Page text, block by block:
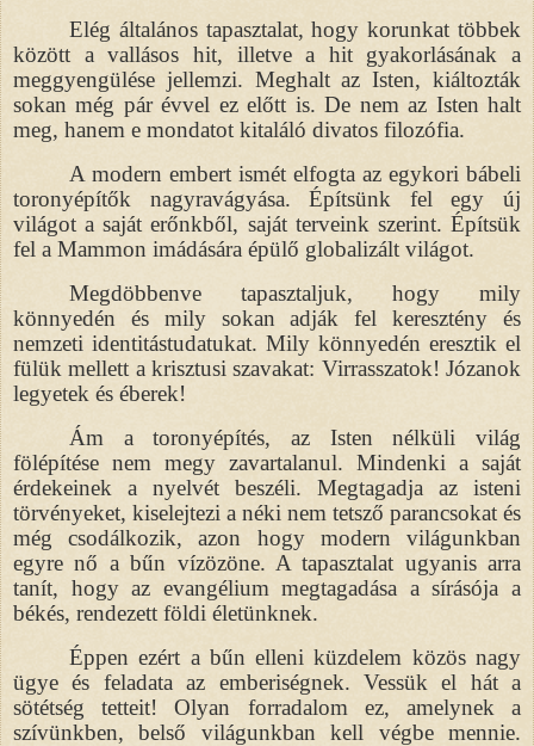
Elég általános tapasztalat, hogy korunkat többek
között a vallásos hit, illetve a hit gyakorlásának a
meggyengülése jellemzi. Meghalt az Isten, kiáltozták
sokan még pár évvel ez előtt is. De nem az Isten halt
meg, hanem e mondatot kitaláló divatos filozófia.
A modern embert ismét elfogta az egykori bábeli
toronyépítők nagyravágyása. Építsünk fel egy új
világot a saját erőnkből, saját terveink szerint. Építsük
fel a Mammon imádására épülő globalizált világot.
Megdöbbenve tapasztaljuk, hogy mily
könnyedén és mily sokan adják fel keresztény és
nemzeti identitástudatukat. Mily könnyedén eresztik el
fülük mellett a krisztusi szavakat: Virrasszatok! Józanok
legyetek és éberek!
Ám a toronyépítés, az Isten nélküli világ
fölépítése nem megy zavartalanul. Mindenki a saját
érdekeinek a nyelvét beszéli. Megtagadja az isteni
törvényeket, kiselejtezi a néki nem tetsző parancsokat és
még csodálkozik, azon hogy modern világunkban
egyre nő a bűn vízözöne. A tapasztalat ugyanis arra
tanít, hogy az evangélium megtagadása a sírásója a
békés, rendezett földi életünknek.
Éppen ezért a bűn elleni küzdelem közös nagy
ügye és feladata az emberiségnek. Vessük el hát a
sötétség tetteit! Olyan forradalom ez, amelynek a
szívünkben, belső világunkban kell végbe mennie.